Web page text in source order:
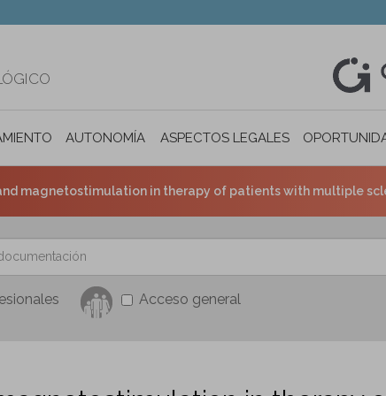
AUTONOMÍA PERSONAL E INCLUSIÓN SOCIAL
ASPECTOS LEGALES
magnetostimulation in therapy of patients with multiple
Acceso general